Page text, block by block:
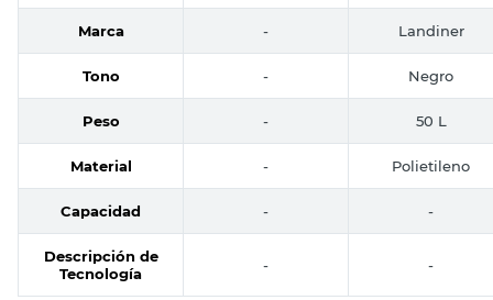
Marca - Landiner
Tono - Negro
Peso - 50 L
Material - Polietileno
Capacidad - -
Descripción de
Tecnología
- -